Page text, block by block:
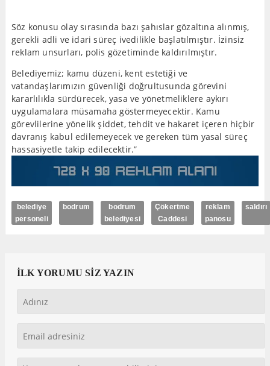
Söz konusu olay sırasında bazı şahıslar gözaltına alınmış,
gerekli adli ve idari süreç ivedilikle başlatılmıştır. İzinsiz
reklam unsurları, polis gözetiminde kaldırılmıştır.
Belediyemiz; kamu düzeni, kent estetiği ve
vatandaşlarımızın güvenliği doğrultusunda görevini
kararlılıkla sürdürecek, yasa ve yönetmeliklere aykırı
uygulamalara müsamaha göstermeyecektir. Kamu
görevlilerine yönelik şiddet, tehdit ve hakaret içeren hiçbir
davranış kabul edilemeyecek ve gereken tüm yasal süreç
hassasiyetle takip edilecektir.”
belediye
personeli
bodrum
bodrum
belediyesi
Çökertme
Caddesi
reklam
panosu
saldırı
İLK YORUMU SİZ YAZIN